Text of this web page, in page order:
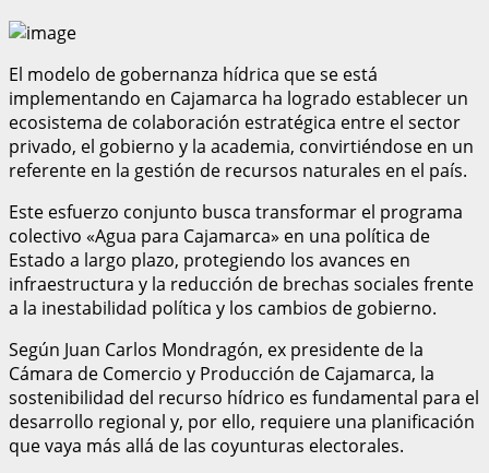
El modelo de gobernanza hídrica que se está
implementando en Cajamarca ha logrado establecer un
ecosistema de colaboración estratégica entre el sector
privado, el gobierno y la academia, convirtiéndose en un
referente en la gestión de recursos naturales en el país.
Este esfuerzo conjunto busca transformar el programa
colectivo «Agua para Cajamarca» en una política de
Estado a largo plazo, protegiendo los avances en
infraestructura y la reducción de brechas sociales frente
a la inestabilidad política y los cambios de gobierno.
Según Juan Carlos Mondragón, ex presidente de la
Cámara de Comercio y Producción de Cajamarca, la
sostenibilidad del recurso hídrico es fundamental para el
desarrollo regional y, por ello, requiere una planificación
que vaya más allá de las coyunturas electorales.